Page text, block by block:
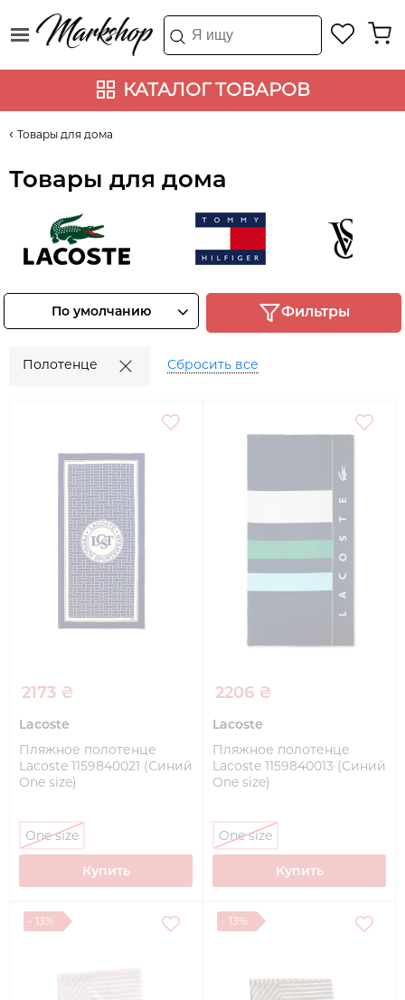
КАТАЛОГ ТОВАРОВ
Товары для дома
Товары для дома
Смотреть
товары
По умолчанию Фильтры
Полотенце Сбросить все
2173 ₴
Lacoste
Пляжное полотенце
Lacoste 1159840021 (Синий
One size)
One size
Купить
2206 ₴
Lacoste
Пляжное полотенце
Lacoste 1159840013 (Синий
One size)
One size
Купить
- 13% - 13%